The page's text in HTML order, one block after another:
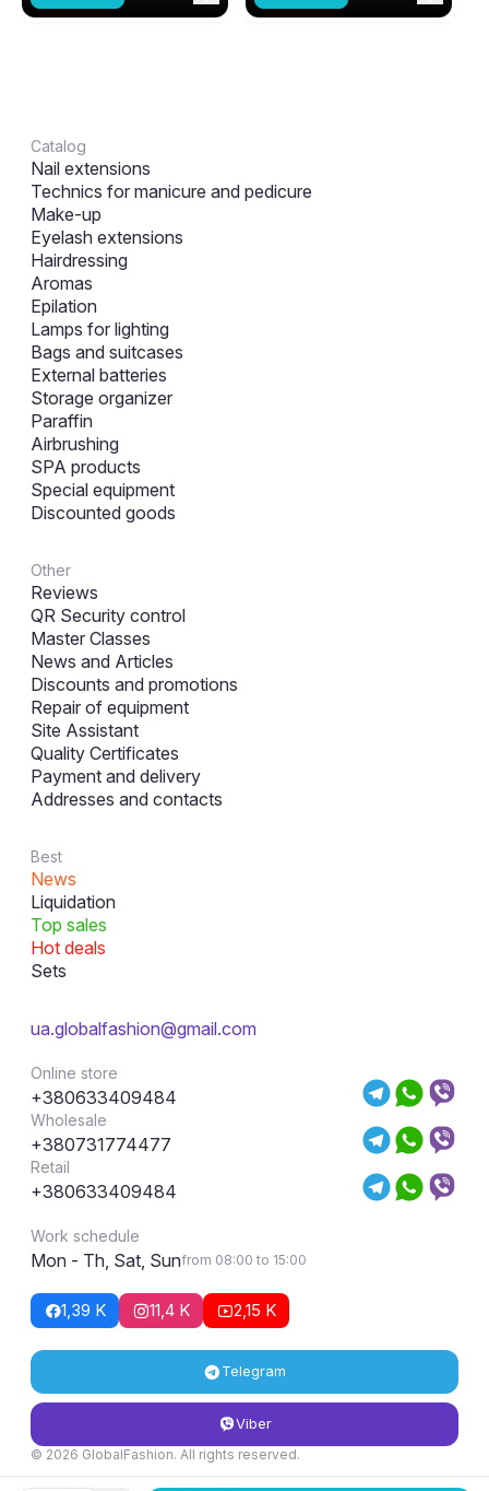
Catalog
Nail extensions
Technics for manicure and pedicure
Make-up
Eyelash extensions
Hairdressing
Aromas
Epilation
Lamps for lighting
Bags and suitcases
External batteries
Storage organizer
Paraffin
Airbrushing
SPA products
Special equipment
Discounted goods
Other
Reviews
QR Security control
Master Classes
News and Articles
Discounts and promotions
Repair of equipment
Site Assistant
Quality Certificates
Payment and delivery
Addresses and contacts
Best
News
Liquidation
Top sales
Hot deals
Sets
ua.globalfashion@gmail.com
Online store
+380633409484
Wholesale
+380731774477
Retail
+380633409484
Work schedule
Mon - Th, Sat, Sunfrom 08:00 to 15:00
1,39 K 11,4 K 2,15 K
Telegram
Viber
© 2026 GlobalFashion. All rights reserved.